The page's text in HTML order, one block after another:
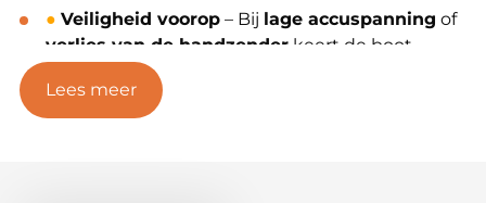
● Veiligheid voorop – Bij lage accuspanning of
verlies van de handzender keert de boot
automatisch terug naar HOME.
Inclusief digitale handzender
Lees meer